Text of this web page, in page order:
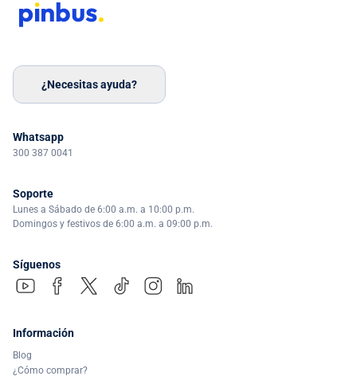
¿Necesitas ayuda?
Whatsapp
300 387 0041
Soporte
Lunes a Sábado de 6:00 a.m. a 10:00 p.m.
Domingos y festivos de 6:00 a.m. a 09:00 p.m.
Síguenos
Información
Blog
¿Cómo comprar?